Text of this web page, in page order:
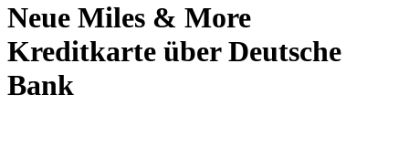
Neue Miles & More
Kreditkarte über Deutsche
Bank